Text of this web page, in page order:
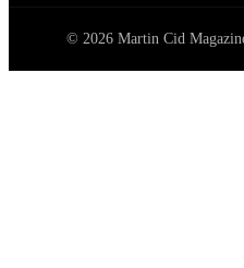
© 2026 Martin Cid